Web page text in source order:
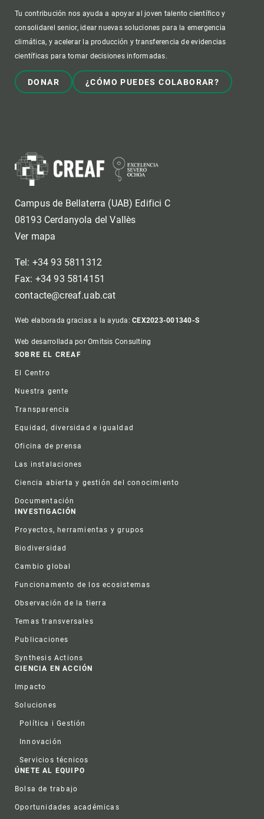
Tu contribución nos ayuda a apoyar al joven talento científico y
consolidarel senior, idear nuevas soluciones para la emergencia
climática, y acelerar la producción y transferencia de evidencias
científicas para tomar decisiones informadas.
DONAR ¿CÓMO PUEDES COLABORAR?
Campus de Bellaterra (UAB) Edifici C
08193 Cerdanyola del Vallès
Ver mapa
Tel: +34 93 5811312
Fax: +34 93 5814151
contacte@creaf.uab.cat
Web elaborada gracias a la ayuda:CEX2023-001340-S
Web desarrollada por Omitsis Consulting
Footer
SOBRE EL CREAF
El Centro
Nuestra gente
Transparencia
Equidad, diversidad e igualdad
Oficina de prensa
Las instalaciones
Ciencia abierta y gestión del conocimiento
Documentación
INVESTIGACIÓN
Proyectos, herramientas y grupos
Biodiversidad
Cambio global
Funcionamento de los ecosistemas
Observación de la tierra
Temas transversales
Publicaciones
Synthesis Actions
CIENCIA EN ACCIÓN
Impacto
Soluciones
Política i Gestión
Innovación
Servicios técnicos
ÚNETE AL EQUIPO
Bolsa de trabajo
Oportunidades académicas